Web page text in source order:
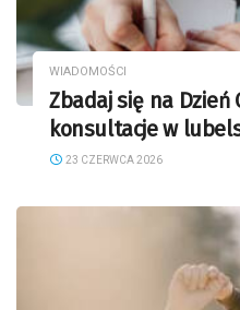
WIADOMOŚCI
Zbadaj się na Dzień
konsultacje w
23 CZERWCA 2026